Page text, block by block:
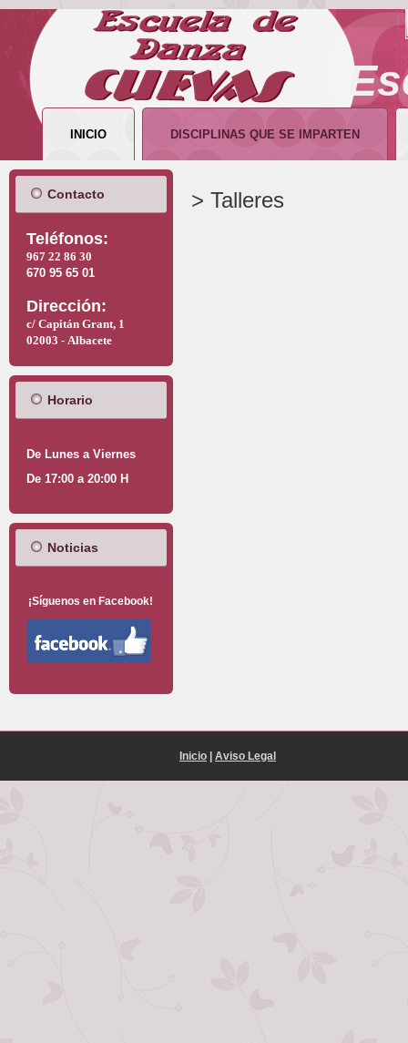
INICIO DISCIPLINAS QUE SE IMPARTEN
Contacto
Teléfonos:
967 22 86 30
670 95 65 01
Dirección:
c/ Capitán Grant, 1
02003 - Albacete
Horario
De Lunes a Viernes
De 17:00 a 20:00 H
Noticias
¡Síguenos en Facebook!
> Talleres
Inicio Aviso Legal